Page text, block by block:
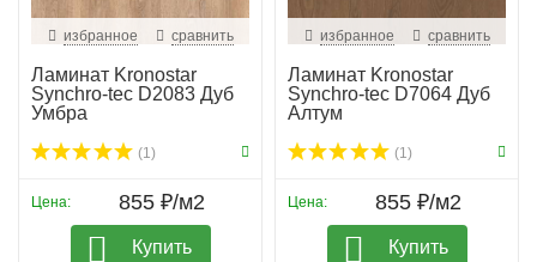
избранное сравнить
Ламинат Kronostar
Synchro-tec D2083 Дуб
Умбра
(1)
Цена: 855 ₽/м2
Купить
избранное сравнить
Ламинат Kronostar
Synchro-tec D7064 Дуб
Алтум
(1)
Цена: 855 ₽/м2
Купить